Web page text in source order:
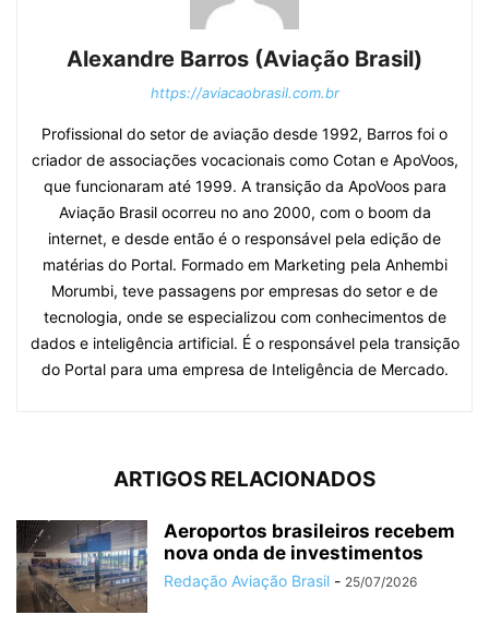
Alexandre Barros (Aviação Brasil)
https://aviacaobrasil.com.br
Profissional do setor de aviação desde 1992, Barros foi o
criador de associações vocacionais como Cotan e ApoVoos,
que funcionaram até 1999. A transição da ApoVoos para
Aviação Brasil ocorreu no ano 2000, com o boom da
internet, e desde então é o responsável pela edição de
matérias do Portal. Formado em Marketing pela Anhembi
Morumbi, teve passagens por empresas do setor e de
tecnologia, onde se especializou com conhecimentos de
dados e inteligência artificial. É o responsável pela transição
do Portal para uma empresa de Inteligência de Mercado.
ARTIGOS RELACIONADOS
Aeroportos brasileiros recebem
nova onda de investimentos
Redação Aviação Brasil - 25/07/2026